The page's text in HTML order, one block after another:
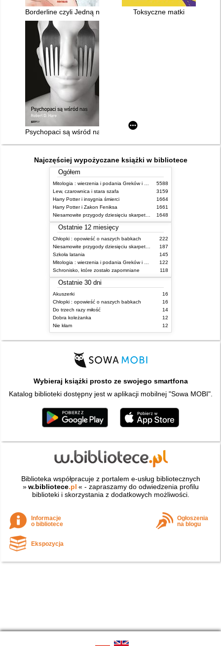
Borderline czyli Jedną nogą nad przepaścią
Toksyczne matki
Psychopaci są wśród nas
Najczęściej wypożyczane książki w bibliotece
Ogółem
5588
Lew, czarownica i stara szafa
3159
Harry Potter i insygnia śmierci
1664
Harry Potter i Zakon Feniksa
1661
1648
Ostatnie 12 miesięcy
Chłopki : opowieść o naszych babkach
222
187
Szkoła latania
145
122
Schronisko, które zostało zapomniane
118
Ostatnie 30 dni
Akuszerki
16
Chłopki : opowieść o naszych babkach
16
Do trzech razy miłość
14
Dobra koleżanka
12
Nie kłam
12
Wybieraj książki prosto ze swojego smartfona
Katalog biblioteki dostępny jest w aplikacji mobilnej "Sowa MOBI".
Biblioteka współpracuje z portalem e-usług bibliotecznych
» w.bibliotece.pl « - zapraszamy do odwiedzenia profilu
biblioteki i skorzystania z dodatkowych możliwości.
Informacje
o bibliotece
Ogłoszenia
na blogu
Ekspozycja